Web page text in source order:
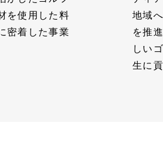
を使用した料
密着した事業
地域
を推
しい
生に